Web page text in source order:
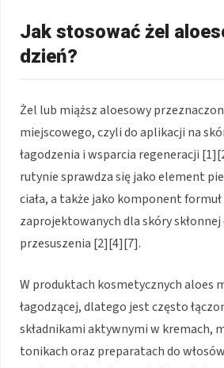
Jak stosować żel
dzień?
Żel lub miąższ aloesowy
miejscowego, czyli do aplikacji na
łagodzenia i wsparcia regeneracji
rutynie sprawdza się jako element
ciała, a także jako komponent
zaprojektowanych dla skóry
przesuszenia [2][4][7].
W produktach kosmetycznych aloes
łagodzącej, dlatego jest często
składnikami aktywnymi w kremach,
tonikach oraz preparatach do